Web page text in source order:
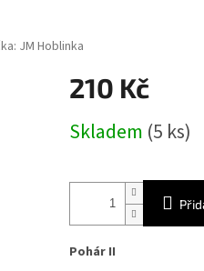
JM Hoblinka
210 Kč
cena:
Skladem (5 ks)
Pohár II